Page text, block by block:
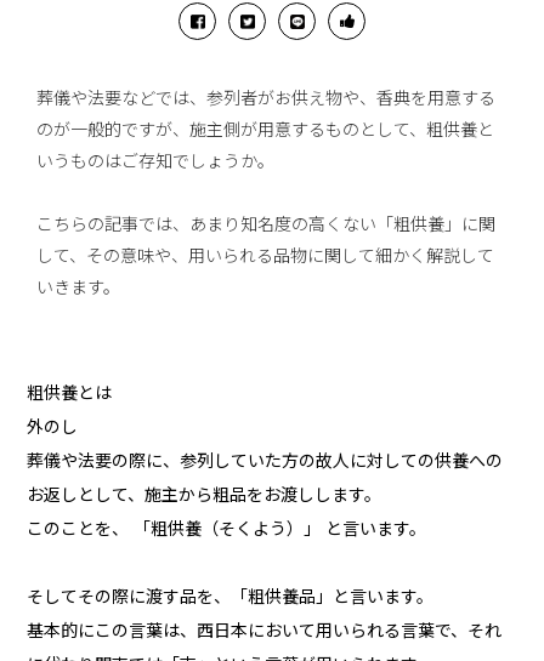
葬儀や法要などでは、参列者がお供え物や、香典を用意する
のが一般的ですが、施主側が用意するものとして、粗供養と
いうものはご存知でしょうか。
こちらの記事では、あまり知名度の高くない「粗供養」に関
して、その意味や、用いられる品物に関して細かく解説して
いきます。
粗供養とは
外のし
葬儀や法要の際に、参列していた方の故人に対しての供養への
お返しとして、施主から粗品をお渡しします。
このことを、 「粗供養（そくよう）」 と言います。
そしてその際に渡す品を、「粗供養品」と言います。
基本的にこの言葉は、西日本において用いられる言葉で、それ